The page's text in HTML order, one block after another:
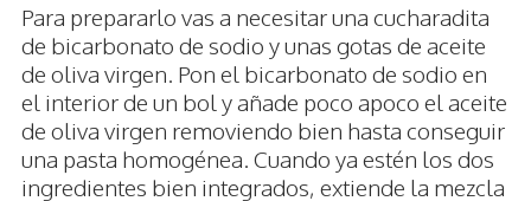
Para prepararlo vas a necesitar una cucharadita
de bicarbonato de sodio y unas gotas de aceite
de oliva virgen. Pon el bicarbonato de sodio en
el interior de un bol y añade poco apoco el aceite
de oliva virgen removiendo bien hasta conseguir
una pasta homogénea. Cuando ya estén los dos
ingredientes bien integrados, extiende la mezcla